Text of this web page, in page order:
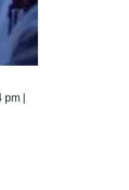
pm